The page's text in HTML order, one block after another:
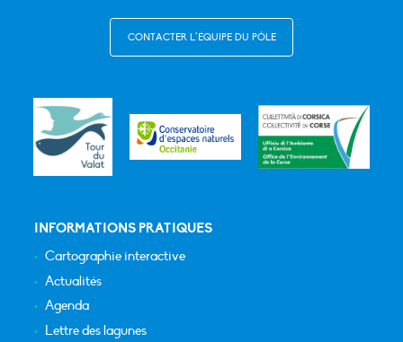
CONTACTER L’ÉQUIPE DU PÔLE
INFORMATIONS PRATIQUES
Cartographie interactive
Actualités
Agenda
Lettre des lagunes